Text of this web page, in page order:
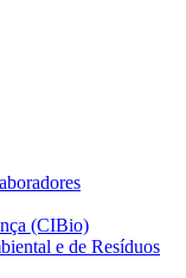
(CIBio)
e de Resíduos